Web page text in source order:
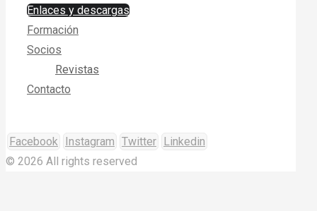
Enlaces y descargas
Formación
Socios
Revistas
Contacto
Facebook Instagram Twitter Linkedin
© 2026 All rights reserved